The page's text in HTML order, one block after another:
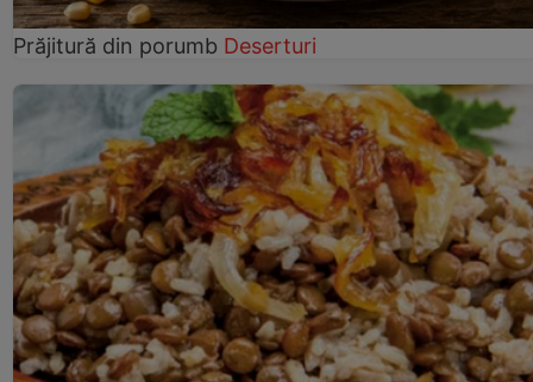
Prăjitură din porumb Deserturi